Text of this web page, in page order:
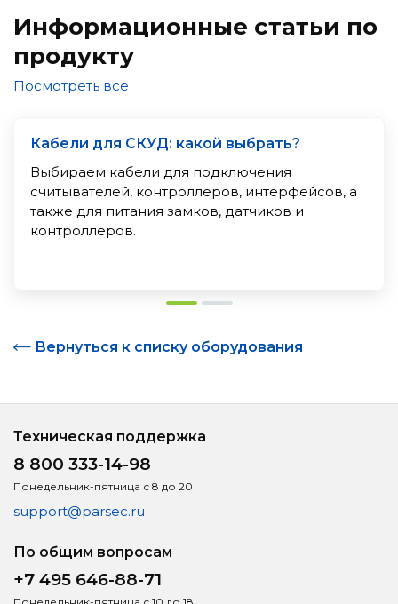
Информационные статьи по
продукту
Посмотреть все
Кабели для СКУД: какой выбрать?
Выбираем кабели для подключения
считывателей, контроллеров, интерфейсов, а
также для питания замков, датчиков и
контроллеров.
Вернуться к списку оборудования
Техническая поддержка
8 800 333-14-98
Понедельник-пятница с 8 до 20
support@parsec.ru
По общим вопросам
+7 495 646-88-71